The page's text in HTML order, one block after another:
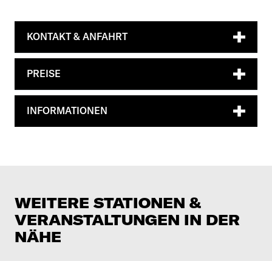
KONTAKT & ANFAHRT
PREISE
INFORMATIONEN
WEITERE STATIONEN &
VERANSTALTUNGEN IN DER
NÄHE